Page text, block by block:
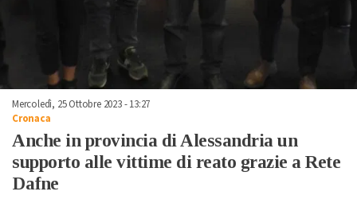
Mercoledì, 25 Ottobre 2023 - 13:27
Cronaca
Anche in provincia di Alessandria un
supporto alle vittime di reato grazie a Rete
Dafne